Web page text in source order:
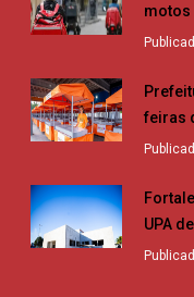
motos
feiras
UPA